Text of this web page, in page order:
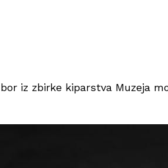
iz zbirke kiparstva Muzeja